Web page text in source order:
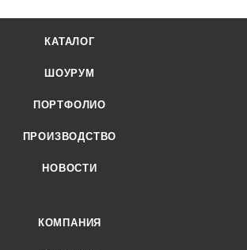
КАТАЛОГ
ШОУРУМ
ПОРТФОЛИО
ПРОИЗВОДСТВО
НОВОСТИ
КОМПАНИЯ